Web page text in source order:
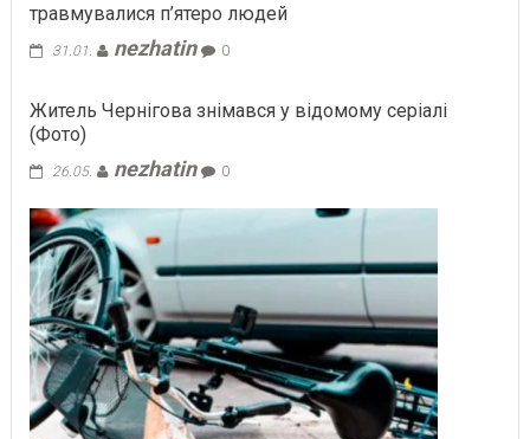
травмувалися п’ятеро людей
31.01. nezhatin 0
Житель Чернігова знімався у відомому серіалі
(Фото)
26.05. nezhatin 0